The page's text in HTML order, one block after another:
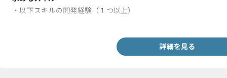
・以下スキルの開発経験（１つ以上）
詳細を見る